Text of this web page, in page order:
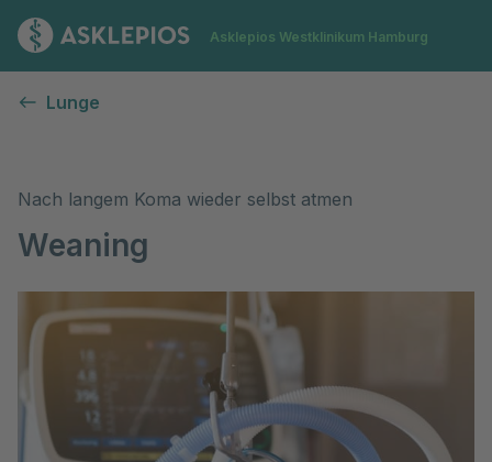
Zur Startseite
Asklepios Westklinikum Hamburg
Lunge
Nach langem Koma wieder selbst atmen
Weaning